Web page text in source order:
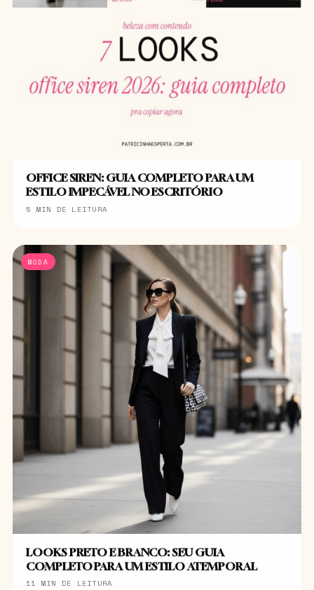
OFFICE SIREN: GUIA COMPLETO PARA UM
ESTILO IMPECÁVEL NO ESCRITÓRIO
5 MIN DE LEITURA
MODA
LOOKS PRETO E BRANCO: SEU GUIA
COMPLETO PARA UM ESTILO ATEMPORAL
11 MIN DE LEITURA